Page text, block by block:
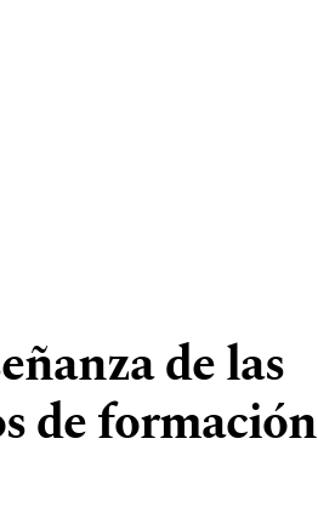
de las
de formación